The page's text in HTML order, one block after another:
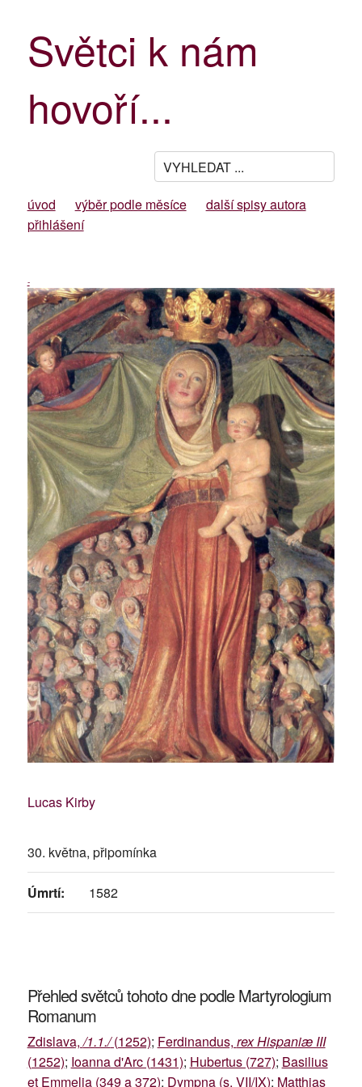
Světci k nám
hovoří...
úvod výběr podle měsíce
další spisy autora
přihlášení
-
Lucas Kirby
30. května, připomínka
Úmrtí: 1582
Přehled světců tohoto dne podle Martyrologium
Romanum
Zdislava,/1.1./(1252); Ferdinandus, rex Hispaniæ III
(1252); Ioanna d'Arc (1431); Hubertus (727); Basilius
et Emmelia (349 a 372); Dympna (s. VII/IX); Matthias